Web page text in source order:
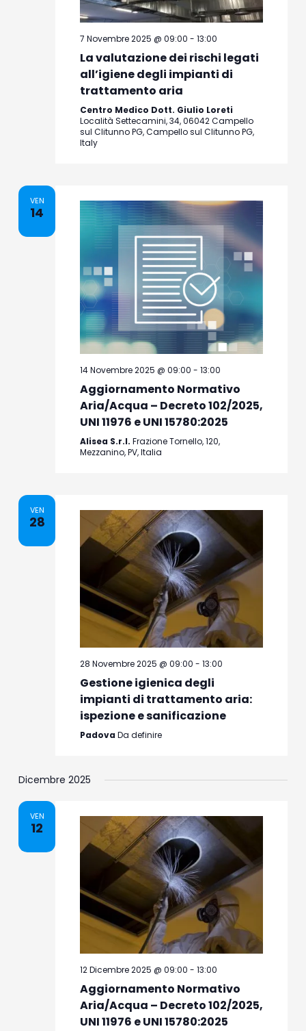
7 Novembre 2025 @ 09:00 - 13:00
La valutazione dei rischi legati
all’igiene degli impianti di
trattamento aria
Centro Medico Dott. Giulio Loreti
Località Settecamini, 34, 06042 Campello
sul Clitunno PG, Campello sul Clitunno PG,
Italy
VEN
14
14 Novembre 2025 @ 09:00 - 13:00
Aggiornamento Normativo
Aria/Acqua – Decreto 102/2025,
UNI 11976 e UNI 15780:2025
Alisea S.r.l. Frazione Tornello, 120,
Mezzanino, PV, Italia
VEN
28
28 Novembre 2025 @ 09:00 - 13:00
Gestione igienica degli
impianti di trattamento aria:
ispezione e sanificazione
Padova Da definire
Dicembre 2025
VEN
12
12 Dicembre 2025 @ 09:00 - 13:00
Aggiornamento Normativo
Aria/Acqua – Decreto 102/2025,
UNI 11976 e UNI 15780:2025